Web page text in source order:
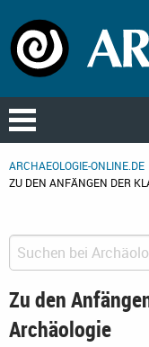
ARCHAEOLOGIE-ONLINE.DE
ZU DEN ANFÄNGEN DER
Zu den
Archäologie